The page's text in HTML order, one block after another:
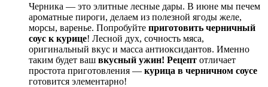
Черника — это элитные лесные дары. В июне мы печем
ароматные пироги, делаем из полезной ягоды желе,
морсы, варенье. Попробуйте приготовить черничный
соус к курице! Лесной дух, сочность мяса,
оригинальный вкус и масса антиоксидантов. Именно
таким будет ваш вкусный ужин! Рецепт отличает
простота приготовления — курица в черничном соусе
готовится элементарно!